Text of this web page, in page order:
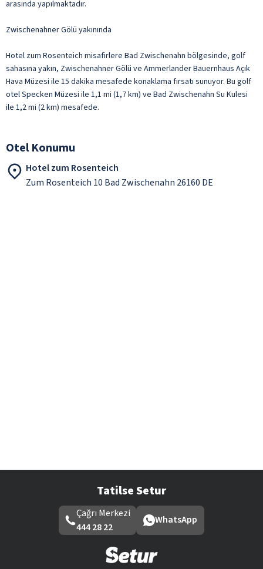
arasında yapılmaktadır.
Zwischenahner Gölü yakınında
Hotel zum Rosenteich misafirlere Bad Zwischenahn bölgesinde, golf
sahasına yakın, Zwischenahner Gölü ve Ammerlander Bauernhaus Açık
Hava Müzesi ile 15 dakika mesafede konaklama fırsatı sunuyor. Bu golf
otel Specken Müzesi ile 1,1 mi (1,7 km) ve Bad Zwischenahn Su Kulesi
ile 1,2 mi (2 km) mesafede.
Otel Konumu
Hotel zum Rosenteich
Zum Rosenteich 10 Bad Zwischenahn 26160 DE
Tatilse Setur
Çağrı Merkezi
444 28 22
WhatsApp